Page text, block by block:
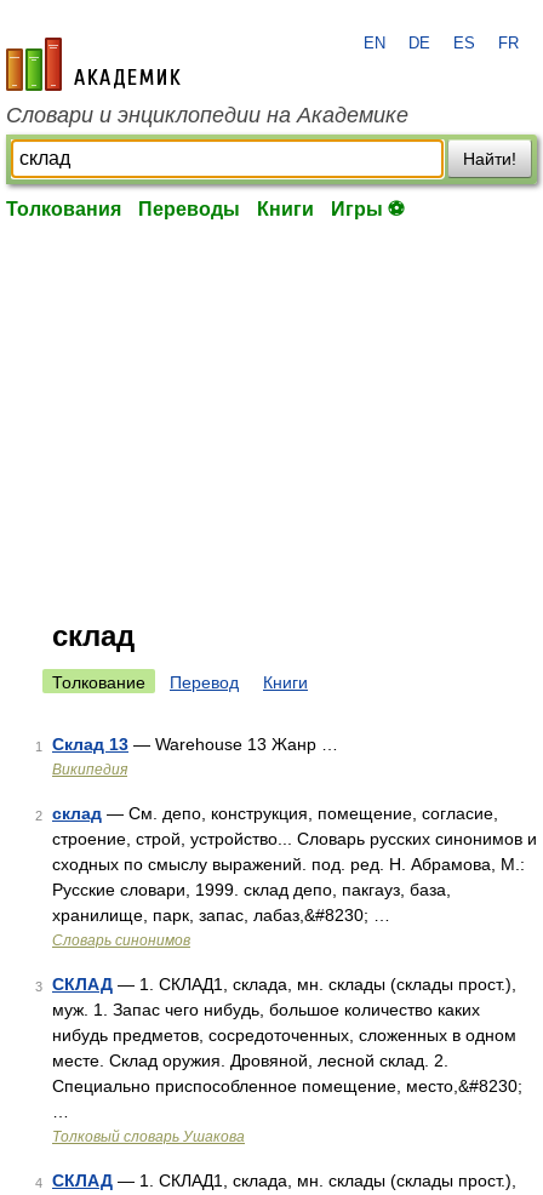
academic.ru
EN DE ES FR
Словари и энциклопедии на Академике
Найти!
Толкования Переводы Книги Игры ⚽
склад
Толкование Перевод Книги
1 Склад 13 — Warehouse 13 Жанр …
Википедия
2 склад — См. депо, конструкция, помещение, согласие,
строение, строй, устройство... Словарь русских синонимов и
сходных по смыслу выражений. под. ред. Н. Абрамова, М.:
Русские словари, 1999. склад депо, пакгауз, база,
хранилище, парк, запас, лабаз,&#8230; …
Словарь синонимов
3 СКЛАД — 1. СКЛАД1, склада, мн. склады (склады прост.),
муж. 1. Запас чего нибудь, большое количество каких
нибудь предметов, сосредоточенных, сложенных в одном
месте. Склад оружия. Дровяной, лесной склад. 2.
Специально приспособленное помещение, место,&#8230;
Толковый словарь Ушакова
4 СКЛАД — 1. СКЛАД1, склада, мн. склады (склады прост.),